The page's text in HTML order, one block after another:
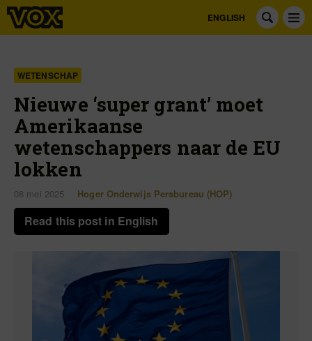
ENGLISH
WETENSCHAP
Nieuwe ‘super grant’ moet
Amerikaanse
wetenschappers naar de EU
lokken
08 mei 2025 Hoger Onderwijs Persbureau (HOP)
Read this post in English